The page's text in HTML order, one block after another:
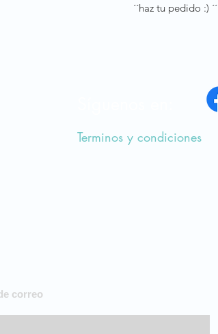
´´haz tu pedido :) ´´
Terminos y condiciones
correo